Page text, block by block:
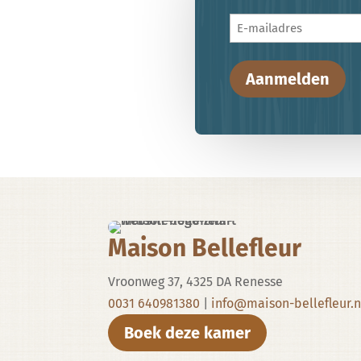
E-
mailadres
Maison Bellefleur
Vroonweg 37, 4325 DA Renesse
0031 640981380
info@maison-
Boek deze kamer